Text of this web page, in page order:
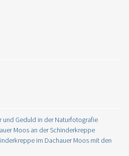
und Geduld in der Naturfotografie
Moos an der Schinderkreppe
im Dachauer Moos mit den